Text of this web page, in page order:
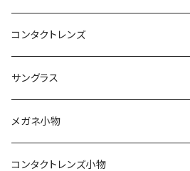
レディース
軽量フレーム
Silhouette（シルエット）
Line Art（ラインアート）
コンタクトレンズ
定期便
ワンデー
2ウィーク
サングラス
メガネ小物
期間限定！セリートとプレゼント用袋付き
コンタクトレンズ小物